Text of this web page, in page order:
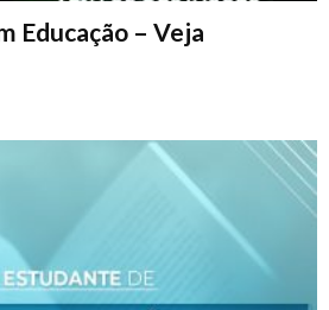
Educação – Veja